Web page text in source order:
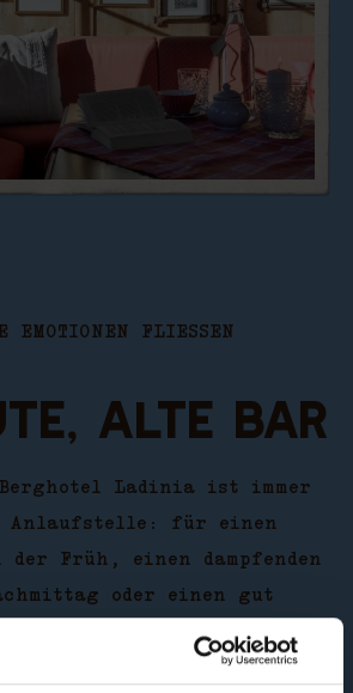
EMOTIONEN FLIESSEN
ALTE BAR
Ladinia ist immer
Anlaufstelle: für einen
der Früh, einen dampfenden
oder einen gut
In der Bar lässt es
die Zeitung lesen,